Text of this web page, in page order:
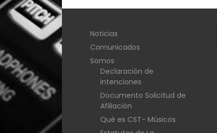
Noticias
Comunicados
Somos
Declaración de
intenciones
Documento Solicitud de
Afiliación
Qué es CST- Músicos